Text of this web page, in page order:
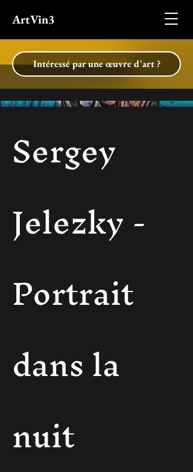
ArtVin3
Intéressé par une œuvre d'art ?
Sergey
Jelezky -
Portrait
dans la
nuit